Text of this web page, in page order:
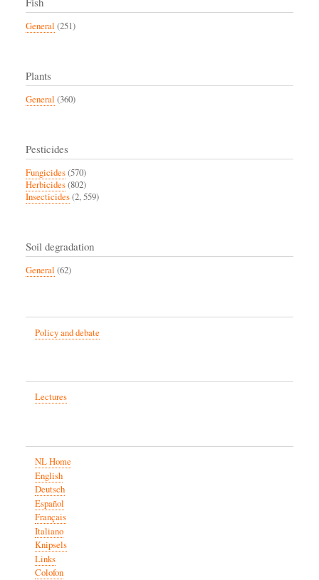
General (251)
Plants
General (360)
Pesticides
Fungicides(570)
Herbicides(802)
Insecticides(2, 559)
Soil degradation
General (62)
Policy and debate
Lectures
NL Home
English
Deutsch
Español
Français
Italiano
Knipsels
Links
Colofon